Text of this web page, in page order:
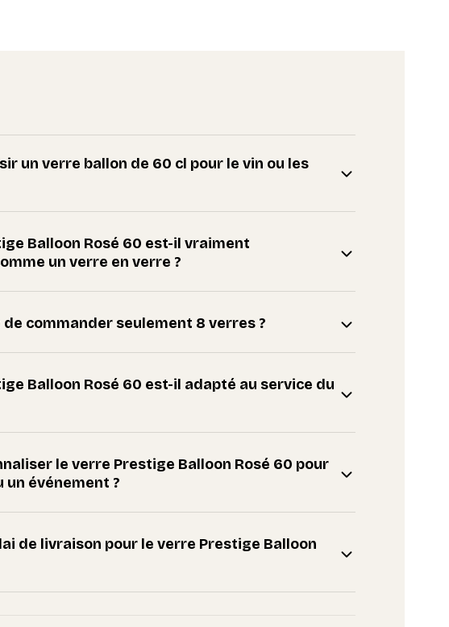
un verre ballon de 60 cl pour le vin ou les
Balloon Rosé 60 est-il vraiment
un verre en verre ?
de commander seulement 8 verres ?
Balloon Rosé 60 est-il adapté au service du
le verre Prestige Balloon Rosé 60 pour
un événement ?
de livraison pour le verre Prestige Balloon